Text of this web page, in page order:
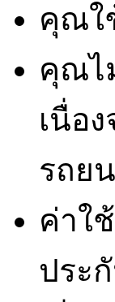
คุณใ
คุณไ
เนื่อ
รถย
ค่าใ
ประ